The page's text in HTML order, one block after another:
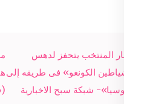
Post
navigation
قطار المنتخب يتحفز لدهس
«شياطين الكونغو» فى طريقه إلى
«روسيا»- شبكة سبح الاخبارية